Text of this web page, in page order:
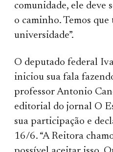
comunidade, ele deve
o caminho. Temos
universidade”.
O deputado federal
iniciou sua fala
professor Antonio
editorial do jornal O
sua participação e
16/6. “A Reitora